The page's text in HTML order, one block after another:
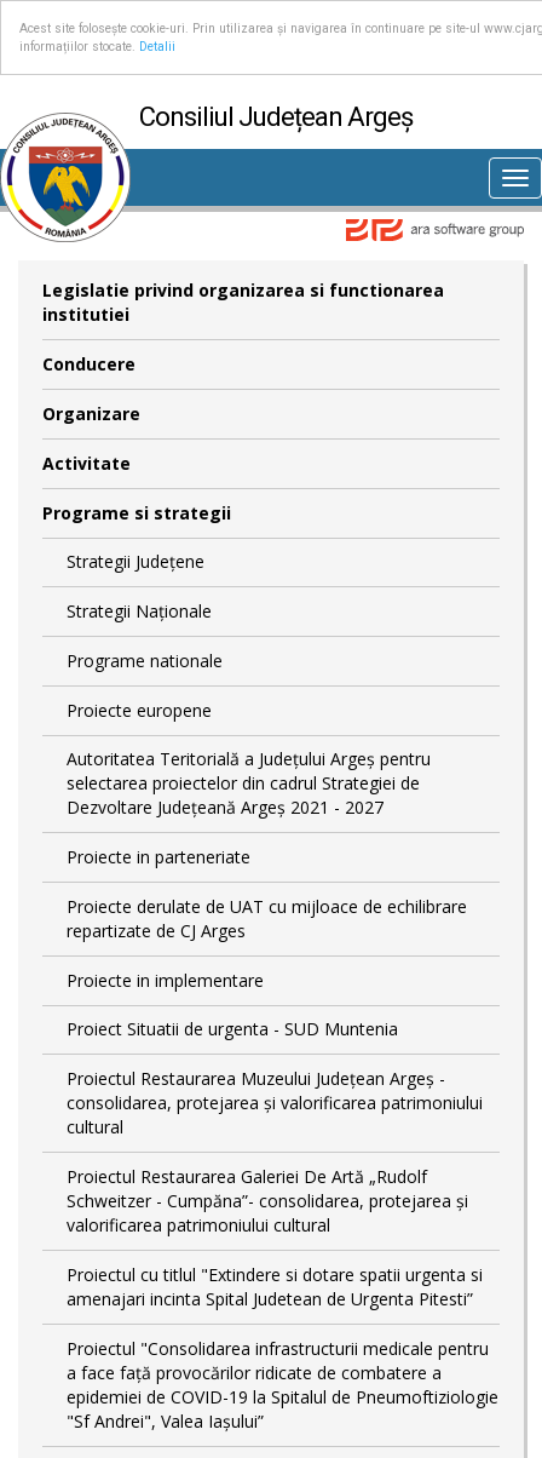
Acest site folosește cookie-uri. Prin utilizarea și navigarea în continuare pe site-ul
informațiilor stocate.
Detalii
Consiliul Județean Argeș
Legislatie privind organizarea si functionarea
institutiei
Conducere
Organizare
Activitate
Programe si strategii
Strategii Județene
Strategii Naționale
Programe nationale
Proiecte europene
Autoritatea Teritorială a Județului Argeș pentru
selectarea proiectelor din cadrul Strategiei de
Dezvoltare Județeană Argeș 2021 - 2027
Proiecte in parteneriate
Proiecte derulate de UAT cu mijloace de echilibrare
repartizate de CJ Arges
Proiecte in implementare
Proiect Situatii de urgenta - SUD Muntenia
Proiectul Restaurarea Muzeului Județean Argeș -
consolidarea, protejarea și valorificarea patrimoniului
cultural
Proiectul Restaurarea Galeriei De Artă „Rudolf
Schweitzer - Cumpăna”- consolidarea, protejarea și
valorificarea patrimoniului cultural
Proiectul cu titlul "Extindere si dotare spatii urgenta si
amenajari incinta Spital Judetean de Urgenta Pitesti”
Proiectul "Consolidarea infrastructurii medicale pentru
a face față provocărilor ridicate de combatere a
epidemiei de COVID-19 la Spitalul de Pneumoftiziologie
"Sf Andrei", Valea Iașului”